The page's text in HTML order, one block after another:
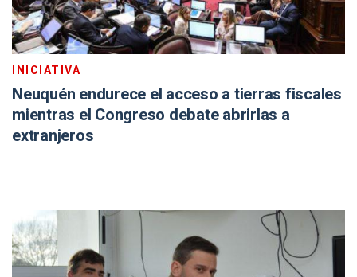
INICIATIVA
Neuquén endurece el acceso a tierras fiscales
mientras el Congreso debate abrirlas a
extranjeros